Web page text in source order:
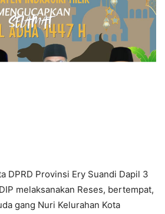
DPRD Provinsi Ery Suandi Dapil 3
melaksanakan Reses, bertempat,
gang Nuri Kelurahan Kota